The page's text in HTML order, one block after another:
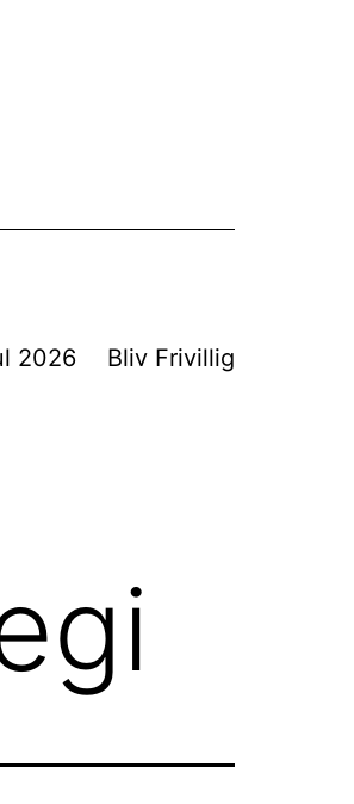
2026 Bliv Frivillig